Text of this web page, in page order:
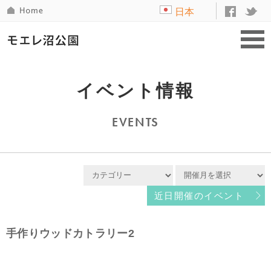
日本
イベント情報
EVENTS
近日開催のイベント
手作りウッドカトラリー2